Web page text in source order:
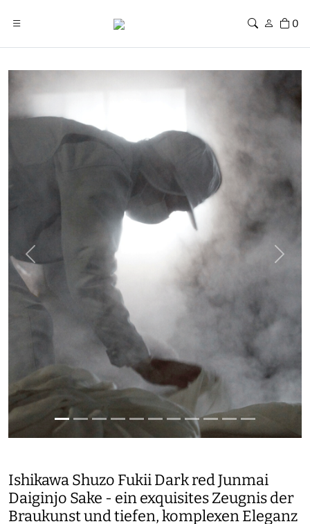
0
Previous Next
Ishikawa Shuzo Fukii Dark red Junmai
Daiginjo Sake - ein exquisites Zeugnis der
Braukunst und tiefen, komplexen Eleganz